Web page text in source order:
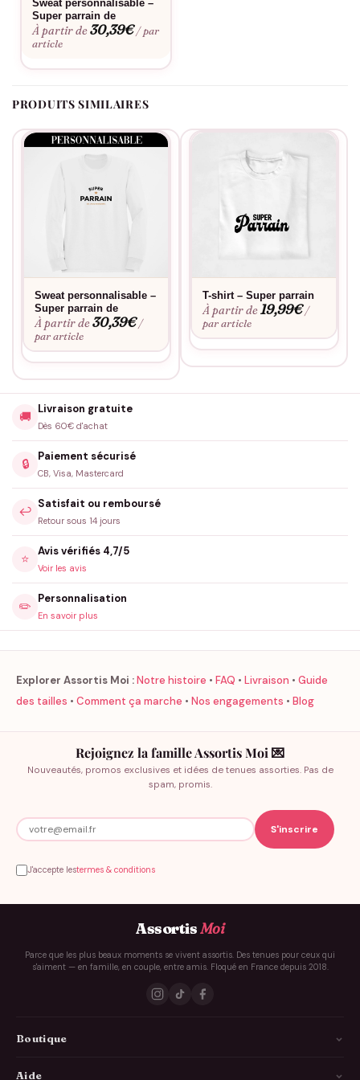
Envie d’une touche personnelle ? Découvrez notre
personnalisation. Tissu résistant qui garde sa forme et ses
couleurs lavage après lavage. Entretien facile en machine pour
un usage sans contrainte.
Sweat personnalisable –
Super parrain de
À partir de30,39€ / par
article
PRODUITS SIMILAIRES
Sweat personnalisable –
Super parrain de
À partir de30,39€ /
par article
T-shirt – Super parrain
À partir de19,99€ /
par article
🚚
Livraison gratuite
Dès 60€ d'achat
🔒
Paiement sécurisé
CB, Visa, Mastercard
↩️
Satisfait ou remboursé
Retour sous 14 jours
⭐
Avis vérifiés 4,7/5
Voir les avis
✏️
Personnalisation
En savoir plus
Explorer Assortis Moi :Notre histoire • FAQ • Livraison • Guide
des tailles • Comment ça marche • Nos engagements • Blog
Rejoignez la famille Assortis Moi 💌
Nouveautés, promos exclusives et idées de tenues assorties. Pas de
spam, promis.
J'accepte lestermes & conditions
AssortisMoi
Parce que les plus beaux moments se vivent assortis. Des tenues pour ceux qui
s'aiment — en famille, en couple, entre amis. Floqué en France depuis 2018.
Boutique
Aide